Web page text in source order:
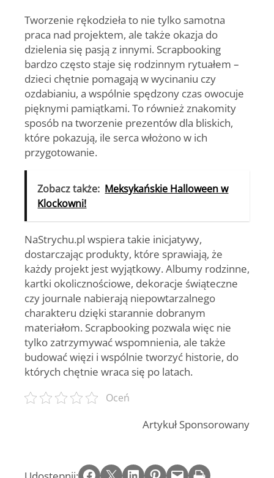
Tworzenie rękodzieła to nie tylko samotna
praca nad projektem, ale także okazja do
dzielenia się pasją z innymi. Scrapbooking
bardzo często staje się rodzinnym rytuałem –
dzieci chętnie pomagają w wycinaniu czy
ozdabianiu, a wspólnie spędzony czas owocuje
pięknymi pamiątkami. To również znakomity
sposób na tworzenie prezentów dla bliskich,
które pokazują, ile serca włożono w ich
przygotowanie.
Zobacz także: Meksykańskie Halloween w
Klockowni!
NaStrychu.pl wspiera takie inicjatywy,
dostarczając produkty, które sprawiają, że
każdy projekt jest wyjątkowy. Albumy rodzinne,
kartki okolicznościowe, dekoracje świąteczne
czy journale nabierają niepowtarzalnego
charakteru dzięki starannie dobranym
materiałom. Scrapbooking pozwala więc nie
tylko zatrzymywać wspomnienia, ale także
budować więzi i wspólnie tworzyć historie, do
których chętnie wraca się po latach.
Oceń
Artykuł Sponsorowany